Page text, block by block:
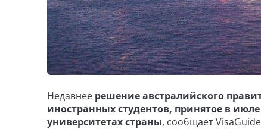
Недавнее решение австралийского
иностранных студентов, принятое в
университетах страны, сообщает